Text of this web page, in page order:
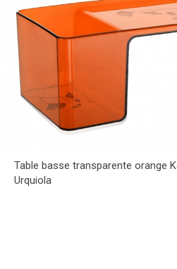
Table basse transparente orange
Urquiola